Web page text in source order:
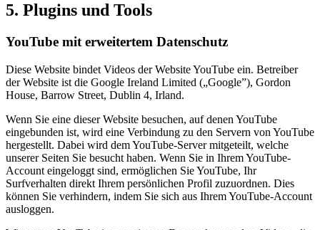
5. Plugins und Tools
YouTube mit erweitertem Datenschutz
Diese Website bindet Videos der Website YouTube ein. Betreiber
der Website ist die Google Ireland Limited („Google”), Gordon
House, Barrow Street, Dublin 4, Irland.
Wenn Sie eine dieser Website besuchen, auf denen YouTube
eingebunden ist, wird eine Verbindung zu den Servern von YouTube
hergestellt. Dabei wird dem YouTube-Server mitgeteilt, welche
unserer Seiten Sie besucht haben. Wenn Sie in Ihrem YouTube-
Account eingeloggt sind, ermöglichen Sie YouTube, Ihr
Surfverhalten direkt Ihrem persönlichen Profil zuzuordnen. Dies
können Sie verhindern, indem Sie sich aus Ihrem YouTube-Account
ausloggen.